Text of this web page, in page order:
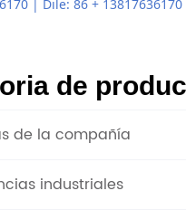
de
de la compañía
industriales